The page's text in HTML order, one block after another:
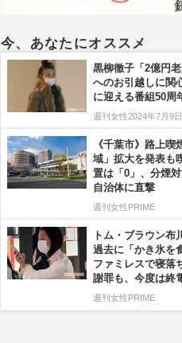
今、あなたにオススメ
黒柳徹子「2億円老
へのお引越しに
に迎える番組50周
週刊女性2024年7月9
《千葉市》路上喫
域」拡大を発表も
置は「0」、分煙
自治体に直撃
週刊女性PRIME
トム・ブラウン布
過去に「かき氷を
ファミレスで寝落
謝罪も、今度は終
週刊女性PRIME